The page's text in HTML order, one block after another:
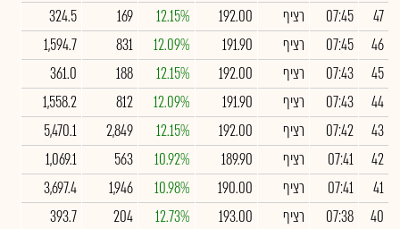
47
07:45 רציף 192.00
12.15%
169
324.5
46
07:45 רציף 191.90
12.09%
831
1,594.7
45
07:43 רציף 192.00
12.15%
188
361.0
44
07:43 רציף 191.90
12.09%
812
1,558.2
43
07:42 רציף 192.00
12.15%
2,849
5,470.1
42
07:41 רציף 189.90
10.92%
563
1,069.1
41
07:41 רציף 190.00
10.98%
1,946
3,697.4
40
07:38 רציף 193.00
12.73%
204
393.7